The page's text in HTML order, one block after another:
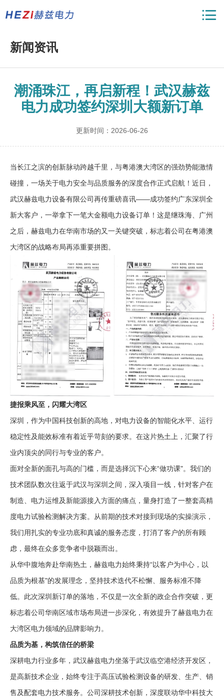
新闻资讯
潮涌珠江，再启新程！武汉赫兹
电力成功签约深圳大额新订单
更新时间：2026-06-26
当长江之滨的创新脉动跨越千里，与粤港澳大湾区的强劲势能激情
碰撞，一场关于电力安全与品质服务的深度合作正式启航！近日，
武汉赫兹电力设备有限公司再传重磅喜讯——成功签约广东深圳全
新大客户，一举拿下一笔大金额电力设备订单！这是继珠海、广州
之后，赫兹电力在华南市场的又一关键突破，标志着公司在粤港澳
大湾区的战略布局再添重要拼图。
捷报乘风至，闪耀大湾区
深圳，作为中国科技创新的高地，对电力设备的智能化水平、运行
稳定性及能效标准有着近乎苛刻的要求。在这片热土上，汇聚了行
业内顶尖的同行与专业的客户。
面对全新的面孔与高的门槛，而是选择沉下心来“做功课"。我们的
技术团队数次往返于武汉与深圳之间，深入项目一线，针对客户在
制造、电力运维及新能源接入方面的痛点，量身打造了一整套高精
度电力试验检测解决方案。从前期的技术对接到现场的实操演示，
我们用扎实的专业功底和真诚的服务态度，打消了客户的所有顾
虑，最终在众多竞争者中脱颖而出。
从华中腹地奔赴华南热土，赫兹电力始终秉持“以客户为中心，以
品质为根基"的发展理念，坚持技术迭代不松懈、服务标准不降
低。此次深圳新订单的落地，不仅是一次全新的政企合作突破，更
标志着公司华南区域市场布局进一步深化，有效提升了赫兹电力在
大湾区电力领域的品牌影响力。
品质为基，构筑信任的桥梁
深耕电力行业多年，武汉赫兹电力坐落于武汉临空港经济开发区，
是高新技术企业，始终专注于高压试验检测设备的研发、生产、销
售及配套电力技术服务。公司深耕技术创新，深度联动华中科技大